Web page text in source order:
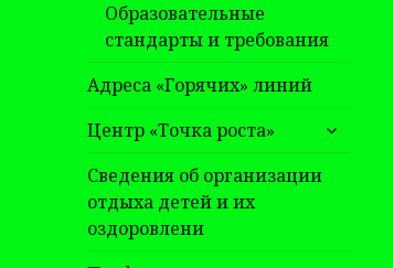
Образовательные
стандарты и требования
Адреса «Горячих» линий
Центр «Точка роста»
раскрыть
дочернее
меню
Сведения об организации
отдыха детей и их
оздоровлени